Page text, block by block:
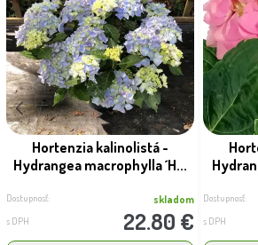
Hortenzia kalinolistá -
Hydrangea macrophylla ´H...
Dostupnosť: skladom
s DPH 22.80 €
Dostupnosť:
s DPH